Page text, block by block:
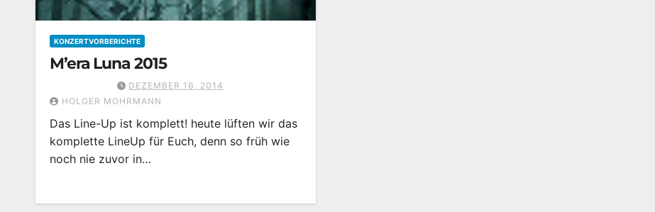
KONZERTVORBERICHTE
M’era Luna 2015
DEZEMBER 16, 2014
HOLGER MOHRMANN
Das Line-Up ist komplett! heute lüften wir das
komplette LineUp für Euch, denn so früh wie
noch nie zuvor in…